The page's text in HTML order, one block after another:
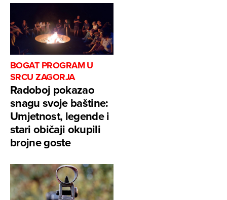
BOGAT PROGRAM U
SRCU ZAGORJA
Radoboj pokazao
snagu svoje baštine:
Umjetnost, legende i
stari običaji okupili
brojne goste